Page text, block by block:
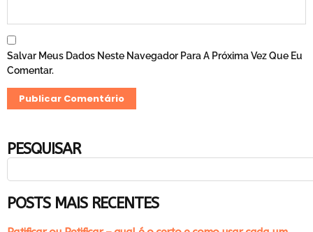
Salvar Meus Dados Neste Navegador Para A Próxima Vez Que Eu
Comentar.
PESQUISAR
POSTS MAIS RECENTES